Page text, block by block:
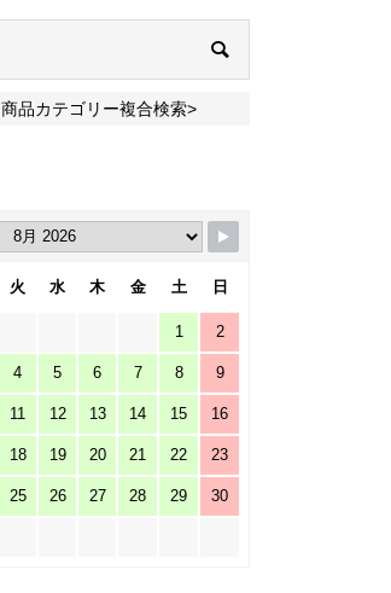
商品カテゴリー複合検索>
火 水 木 金 土 日
1 2
4 5 6 7 8 9
11 12 13 14 15 16
18 19 20 21 22 23
25 26 27 28 29 30